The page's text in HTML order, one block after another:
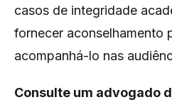
casos de integridade
fornecer aconselhamento
acompanhá-lo nas
Consulte um advogado